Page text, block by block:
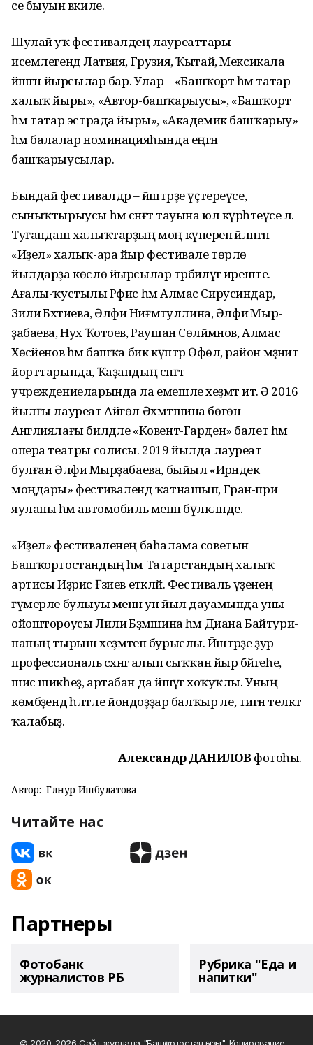
се быуын вәкиле.
Шулай уҡ фестивалдең лауреаттары
исемлегендә Латвия, Грузия, Ҡытай, Мексикала
йәшәгән йырсылар бар. Улар – «Башҡорт һәм татар
халыҡ йыры», «Автор-баш­ҡарыусы», «Башҡорт
һәм татар эстрада йыры», «Академик баш­ҡарыу»
һәм балалар номина­цияһында еңгән
башҡарыусылар.
Бындай фестивалдәр – йәштәрҙе үҫтереүсе,
сыныҡтырыусы һәм сәнғәт тауына юл күрһәтеүсе лә.
Туғандаш халыҡтарҙың моң күперенә әйләнгән
«Иҙел» халыҡ-ара йыр фестивале төрлө
йылдарҙа көслө йырсылар тәрбиәләүгә иреште.
Ағалы-ҡустылы Рәфис һәм Алмас Сирусиндар,
Зилиә Бәхтиева, Әлфиә Ниғмәтуллина, Әлфиә Мыр­
ҙабаева, Нух Ҡотоев, Раушан Сөләймәнов, Алмас
Хөсәйенов һәм башҡа бик күптәр Өфөлә, район мәҙәниәт
йорттарында, Ҡаҙандың сәнғәт
учреждениеларында ла емешле хеҙмәт итә. Ә 2016
йылғы лауреат Айгөл Әхмәтшина бөгөн –
Англиялағы билдәле «Ковент-Гарден» балет һәм
опера театры солисы. 2019 йылда лауреат
булған Әлфиә Мырҙабаева, быйыл «Ирәндек
моңдары» фестивалендә ҡатнашып, Гран-при
яуланы һәм автомобиль менән бүләкләнде.
«Иҙел» фестиваленең баһалама советын
Башҡортостандың һәм Татарстандың халыҡ
артисы Иҙрис Ғәзиев етәкләй. Фестиваль үҙенең
ғүмерле булыуы менән ун йыл дауамында уны
ойоштороусы Лилиә Бәҙәмшина һәм Диана Байтури­
наның тырыш хеҙмәтенә бурыслы. Йәштәрҙе ҙур
профессиональ сәх­нәгә алып сыҡҡан йыр бәйгеһе,
шис шикһеҙ, артабан да йәшәүгә хоҡуҡлы. Уның
көмбәҙендә һәләтле йондоҙҙар балҡыр әле, тигән теләктә
ҡалабыҙ.
Александр ДАНИЛОВ фотоһы.
Автор: Гөлнур Ишбулатова
Читайте нас
Партнеры
Фотобанк
журналистов РБ
Рубрика "Еда и
напитки"